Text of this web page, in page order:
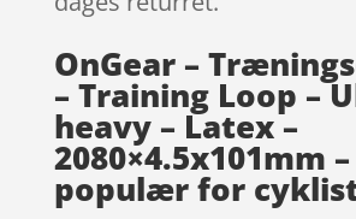
OnGear –
– Training Loop –
heavy – Latex –
2080×4.5x101mm
populær for